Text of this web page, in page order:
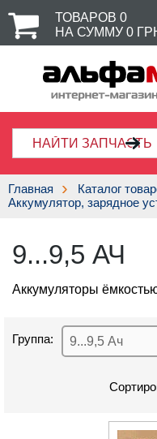
ТОВАРОВ 0
НА СУММУ 0
Главная
Каталог
Аккумулятор, зарядное
9...9,5 АЧ
Аккумуляторы
Группа: